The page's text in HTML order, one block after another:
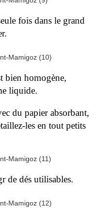
fois dans le grand
bien homogène,
liquide.
du papier absorbant,
les en tout petits
de dés utilisables.